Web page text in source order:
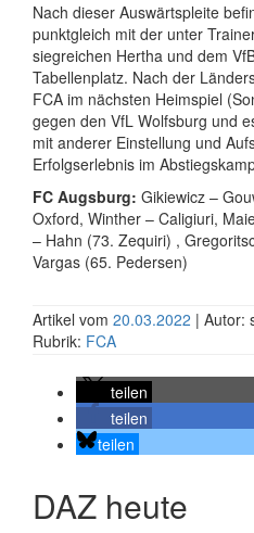
Nach dieser Auswärtspleite
punktgleich mit der unter
siegreichen Hertha und dem
Tabellenplatz. Nach der
FCA im nächsten Heimspiel
gegen den VfL Wolfsburg und
mit anderer Einstellung und
Erfolgserlebnis im
FC Augsburg: Gikiewicz –
Oxford, Winther – Caligiuri,
– Hahn (73. Zequiri) ,
Vargas (65. Pedersen)
Artikel vom 20.03.2022 | Autor:
Rubrik: FCA
teilen
teilen
teilen
DAZ heute